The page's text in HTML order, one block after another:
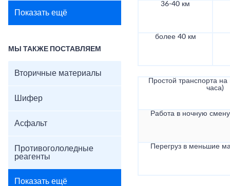
Показать ещё
МЫ ТАКЖЕ ПОСТАВЛЯЕМ
Вторичные материалы
Шифер
Асфальт
Противогололедные
реагенты
Показать ещё
36-40 км
более 40 км
Простой транспорта на
часа)
Работа в ночную
Перегруз в меньшие